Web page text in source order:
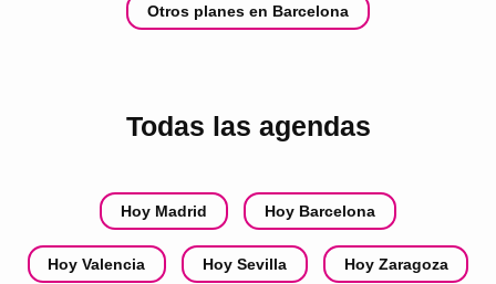
Otros planes en Barcelona
Todas las agendas
Hoy Madrid Hoy Barcelona
Hoy Valencia Hoy Sevilla Hoy Zaragoza